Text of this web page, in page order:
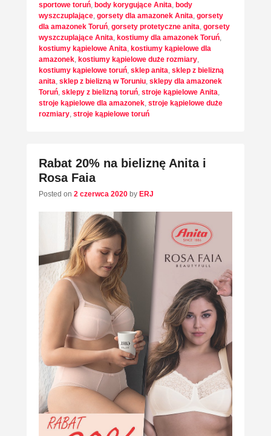
sportowe toruń, body korygujące Anita, body
wyszczuplające, gorsety dla amazonek Anita, gorsety
dla amazonek Toruń, gorsety protetyczne anita, gorsety
wyszczuplające Anita, kostiumy dla amazonek Toruń,
kostiumy kąpielowe Anita, kostiumy kąpielowe dla
amazonek, kostiumy kąpielowe duże rozmiary,
kostiumy kąpielowe toruń, sklep anita, sklep z bielizną
anita, sklep z bielizną w Toruniu, sklepy dla amazonek
Toruń, sklepy z bielizną toruń, stroje kąpielowe Anita,
stroje kąpielowe dla amazonek, stroje kąpielowe duże
rozmiary, stroje kąpielowe toruń
Rabat 20% na bieliznę Anita i
Rosa Faia
Posted on 2 czerwca 2020 by ERJ